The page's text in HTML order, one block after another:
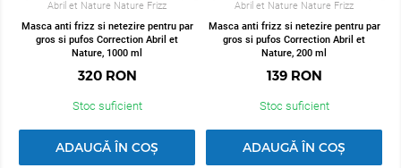
Abril et Nature Nature Frizz
Masca anti frizz si netezire pentru par
gros si pufos Correction Abril et
Nature, 1000 ml
320 RON
Stoc suficient
ADAUGĂ ÎN COȘ
Abril et Nature Nature Frizz
Masca anti frizz si netezire pentru par
gros si pufos Correction Abril et
Nature, 200 ml
139 RON
Stoc suficient
ADAUGĂ ÎN COȘ